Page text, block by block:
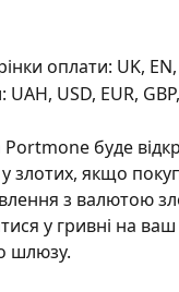
оплати: UK,
USD, EUR,
буде
злотих, якщо
з валютою
у гривні на
шлюзу.